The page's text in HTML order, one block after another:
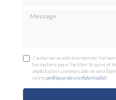
Message
J'autorise ce site à conserver
formulaire pour faciliter le suivi et le
exploitation commerciale ne sera
notrepolitique de confidentialité)